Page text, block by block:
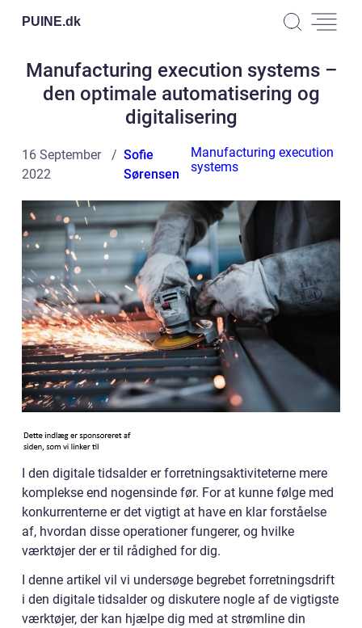
PUINE.dk
Manufacturing execution systems –
den optimale automatisering og
digitalisering
16 September
2022
Sofie
Sørensen
Manufacturing execution
systems
I den digitale tidsalder er forretningsaktiviteterne mere
komplekse end nogensinde før. For at kunne følge med
konkurrenterne er det vigtigt at have en klar forståelse
af, hvordan disse operationer fungerer, og hvilke
værktøjer der er til rådighed for dig.
I denne artikel vil vi undersøge begrebet forretningsdrift
i den digitale tidsalder og diskutere nogle af de vigtigste
værktøjer, der kan hjælpe dig med at strømline din